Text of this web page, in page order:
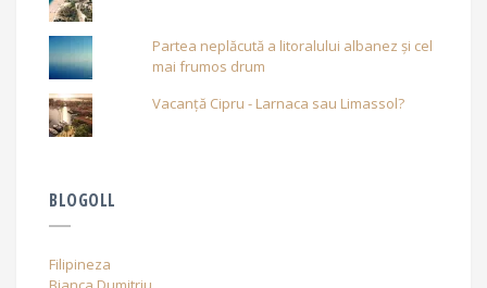
Partea neplăcută a litoralului albanez și cel
mai frumos drum
Vacanță Cipru - Larnaca sau Limassol?
BLOGOLL
Filipineza